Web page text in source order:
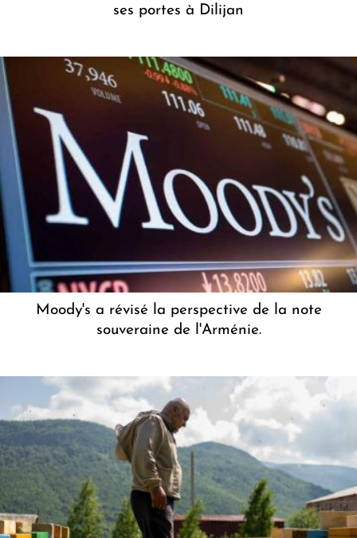
ses portes à Dilijan
Moody's a révisé la perspective de la note
souveraine de l'Arménie.